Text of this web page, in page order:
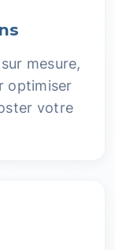
mesure,
optimiser
votre